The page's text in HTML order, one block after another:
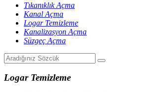
Tıkanıklık Açma
Kanal Açma
Logar Temizleme
Kanalizasyon Açma
Süzgeç Açma
Logar Temizleme